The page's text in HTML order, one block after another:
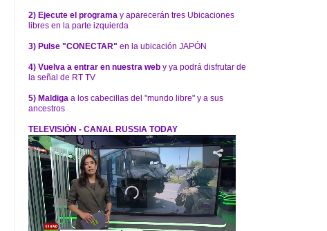
2) Ejecute el programa y aparecerán tres Ubicaciones
libres en la parte izquierda
3) Pulse "CONECTAR" en la ubicación JAPÓN
4) Vuelva a entrar en nuestra web y ya podrá disfrutar de
la señal de RT TV
5) Maldiga a los cabecillas del "mundo libre" y a sus
ancestros
TELEVISIÓN - CANAL RUSSIA TODAY